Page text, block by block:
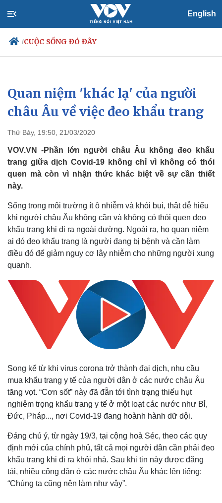
English
/CUỘC SỐNG ĐÓ ĐÂY
Chính trị
Đảng
Tổ chức nhân sự
Nhận diện sự thật
Xã hội
Tin 24h
Dự báo thời tiết
Việc làm
Biển đảo
Quan niệm 'khác lạ' của người
châu Âu về việc đeo khẩu trang
Thứ Bảy, 19:50, 21/03/2020
VOV.VN -Phần lớn người châu Âu không đeo khẩu
trang giữa dịch Covid-19 không chỉ vì không có thói
quen mà còn vì nhận thức khác biệt về sự cần thiết
này.
Sống trong môi trường ít ô nhiễm và khói bụi, thật dễ hiểu
khi người châu Âu không cần và không có thói quen đeo
khẩu trang khi đi ra ngoài đường. Ngoài ra, họ quan niệm
ai đó đeo khẩu trang là người đang bị bệnh và cần làm
điều đó để giảm nguy cơ lây nhiễm cho những người xung
quanh.
Song kể từ khi virus corona trở thành đại dịch, nhu cầu
mua khẩu trang y tế của người dân ở các nước châu Âu
tăng vọt. “Cơn sốt” này đã đẫn tới tình trạng thiếu hụt
nghiêm trọng khẩu trang y tế ở một loạt các nước như Bỉ,
Đức, Pháp..., nơi Covid-19 đang hoành hành dữ dội.
Đáng chú ý, từ ngày 19/3, tại cộng hoà Séc, theo các quy
định mới của chính phủ, tất cả mọi người dân cần phải đeo
khẩu trang khi đi ra khỏi nhà. Sau khi tin này được đăng
tải, nhiều công dân ở các nước châu Âu khác lên tiếng:
“Chúng ta cũng nên làm như vậy”.